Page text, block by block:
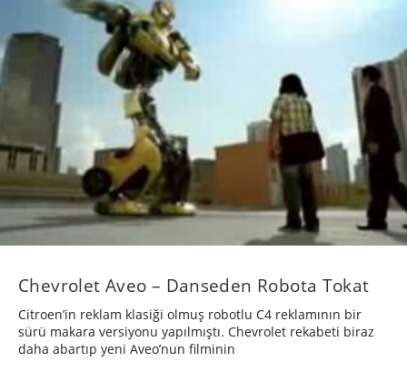
Chevrolet Aveo – Danseden Robota Tokat
Citroen’in reklam klasiği olmuş robotlu C4 reklamının bir
sürü makara versiyonu yapılmıştı. Chevrolet rekabeti biraz
daha abartıp yeni Aveo’nun filminin